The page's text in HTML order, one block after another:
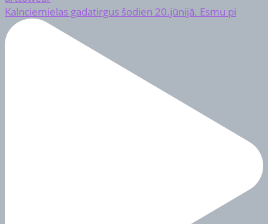
Kalnciemielas gadatirgus šodien 20.jūnijā. Esmu pi